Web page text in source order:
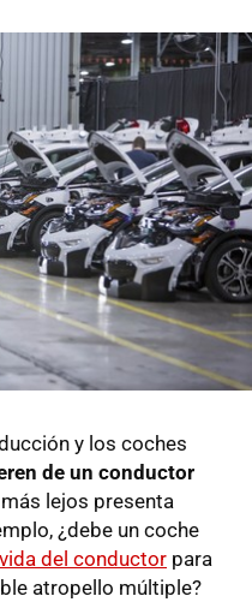
y los coches
de un conductor
lejos presenta
¿debe un coche
del conductor para
atropello múltiple?